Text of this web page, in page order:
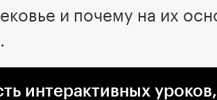
и почему на их
интерактивных уроков,